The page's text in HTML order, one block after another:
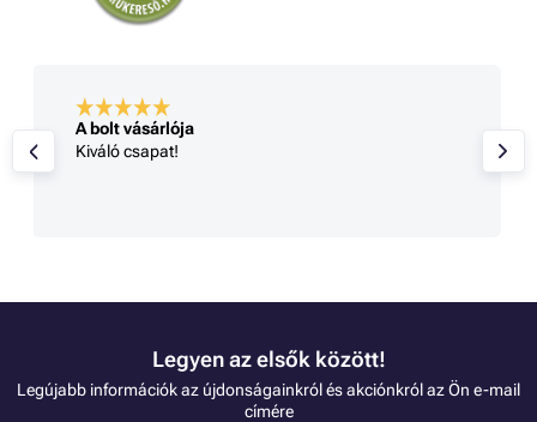
A bolt vásárlója
Kiváló csapat!
Legyen az elsők között!
Legújabb információk az újdonságainkról és akciónkról az Ön e-mail
címére